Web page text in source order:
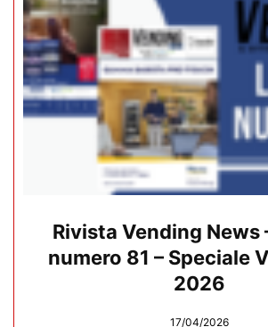
Rivista Vending News
numero 81 – Speciale
2026
17/04/2026